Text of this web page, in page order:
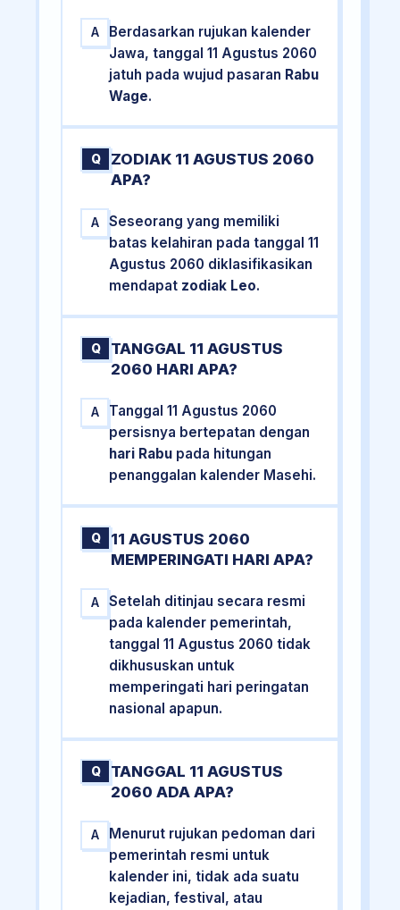
A
Berdasarkan rujukan kalender
Jawa, tanggal 11 Agustus 2060
jatuh pada wujud pasaran Rabu
Wage.
Q
ZODIAK 11 AGUSTUS 2060
APA?
A
Seseorang yang memiliki
batas kelahiran pada tanggal 11
Agustus 2060 diklasifikasikan
mendapat zodiak Leo.
Q
TANGGAL 11 AGUSTUS
2060 HARI APA?
A
Tanggal 11 Agustus 2060
persisnya bertepatan dengan
hari Rabu pada hitungan
penanggalan kalender Masehi.
Q
11 AGUSTUS 2060
MEMPERINGATI HARI APA?
A
Setelah ditinjau secara resmi
pada kalender pemerintah,
tanggal 11 Agustus 2060 tidak
dikhususkan untuk
memperingati hari peringatan
nasional apapun.
Q
TANGGAL 11 AGUSTUS
2060 ADA APA?
A
Menurut rujukan pedoman dari
pemerintah resmi untuk
kalender ini, tidak ada suatu
kejadian, festival, atau